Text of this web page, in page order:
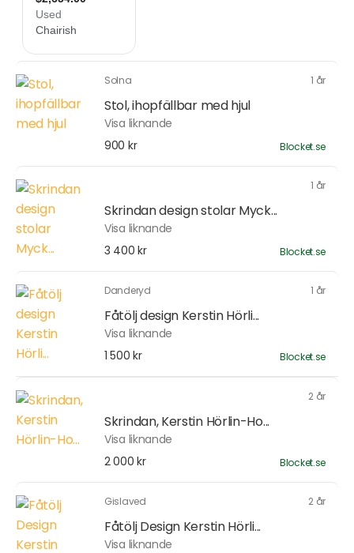
Solna 1 år
Stol, ihopfällbar med hjul
Visa liknande
900 kr
Blocket.se
1 år
Skrindan design stolar Myck...
Visa liknande
3 400 kr
Blocket.se
Danderyd 1 år
Fåtölj design Kerstin Hörli...
Visa liknande
1 500 kr
Blocket.se
2 år
Skrindan, Kerstin Hörlin-Ho...
Visa liknande
2 000 kr
Blocket.se
Gislaved 2 år
Fåtölj Design Kerstin Hörli...
Visa liknande